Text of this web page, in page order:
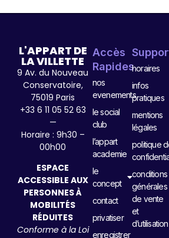
L'APPART DE
LA VILLETTE
9 Av. du Nouveau
Conservatoire,
75019 Paris
+33 6 11 05 52 63
—
Horaire : 9h30 –
00h00
ESPACE
ACCESSIBLE AUX
PERSONNES À
MOBILITÉS
RÉDUITES
Conforme à la Loi
Accès
Rapides
nos
evenements
le social
club
l’appart
academie
le
concept
contact
privatiser
enregistrer
horaires
infos
pratiques
mentions
légales
politique
conditions
générales
de vente
et
d’utilisation